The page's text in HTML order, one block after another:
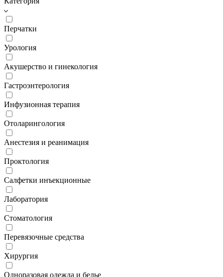
Перчатки
Урология
Акушерство и гинекология
Гастроэнтерология
Инфузионная терапия
Отоларингология
Анестезия и реанимация
Проктология
Салфетки инъекционные
Лаборатория
Стоматология
Перевязочные средства
Хирургия
Одноразовая одежда и белье